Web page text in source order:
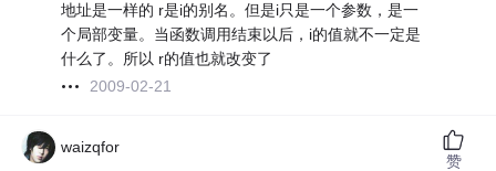
地址是一样的 r是i的别名。但是i只是一个参数，是一
个局部变量。当函数调用结束以后，i的值就不一定是
什么了。所以 r的值也就改变了
2009-02-21
waizqfor
赞